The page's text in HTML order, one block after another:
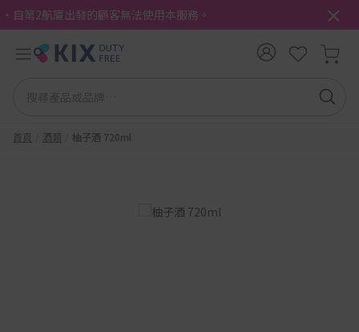
・自第2航廈出發的顧客無法使用本服務。
首頁 酒類 柚子酒 720ml